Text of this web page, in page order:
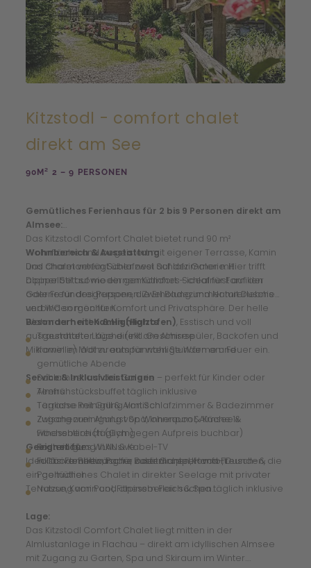
Kitzstodl - comfort chalet
direkt am See
90M² 2 – 9 PERSONEN
Gemütliches Ferienhaus für 2 bis 9 Personen direkt am
Almsee:
Das Kitzstodl Comfort Chalet bietet rund 90 m²
Wohnfläche und begeistert mit eigener Terrasse, Kamin
und charmantem Schlafnest auf der Galerie. Hier trifft
alpiner Stil auf modernen Komfort – ideal für Familien
oder Freundesgruppen, die Erholung und Naturerlebnis
verbinden möchten.
Wohnbereich & Ausstattung
Das Chalet verfügt über zwei Schlafzimmer mit
Doppelbett sowie ein gemütliches Schlafnest auf der
Galerie für drei Personen. Zwei Badezimmer mit Dusche
und WC sorgen für Komfort und Privatsphäre. Der helle
Wohnraum mitKamin (Holzofen) , Esstisch und voll
ausgestatteter Küche (inkl. Geschirrspüler, Backofen und
Mikrowelle) lädt zu entspannten Stunden am Feuer ein.
Besonderheiten & Highlights
Traumhafte Lage direkt am Almsee
Kamin im Wohnraum für wohlige Wärme und
gemütliche Abende
Schlafnest auf der Galerie – perfekt für Kinder oder
Teens
Terrasse mit Grill & Almtisch
Zugang zum Almlust Spa, Innenpool, Almsee &
Fitnessbereich (Gym)
Kostenloses WLAN & Kabel-TV
Fußbodenheizung für zusätzlichen Komfort
Service & Inklusivleistungen
Almfrühstücksbuffet täglich inklusive
Tägliche Reinigung von Schlafzimmer & Badezimmer
Zwischenreinigung von Wohnraum & Küche 1x
wöchentlich (täglich gegen Aufpreis buchbar)
Endreinigung inklusive
Inklusive: Bettwäsche, Bademantel, Hand-, Dusch- &
Pooltücher
Nutzung von Pool, Fitnessbereich & Spa täglich inklusive
Geeignet für:
Ideal für Familien, Paare oder Gruppen von Freunden, die
ein gemütliches Chalet in direkter Seelage mit privater
Terrasse, Kamin und alpinem Flair suchen.
Lage:
Das Kitzstodl Comfort Chalet liegt mitten in der
Almlustanlage in Flachau – direkt am idyllischen Almsee
mit Zugang zu Garten, Spa und Skiraum im Winter.